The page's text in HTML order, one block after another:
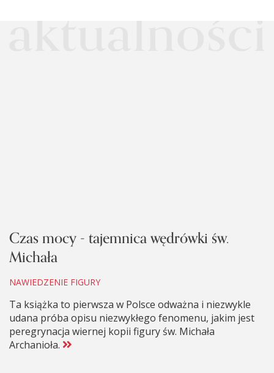
Czas mocy - tajemnica wędrówki św.
Michała
NAWIEDZENIE FIGURY
Ta książka to pierwsza w Polsce odważna i niezwykle
udana próba opisu niezwykłego fenomenu, jakim jest
peregrynacja wiernej kopii figury św. Michała
Archanioła.